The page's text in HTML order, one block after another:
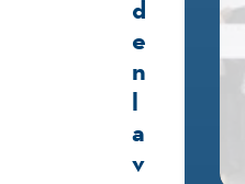
d
e
n
l
a
v